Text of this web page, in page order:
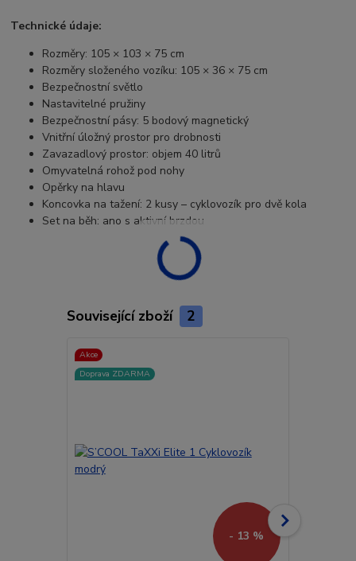
Technické údaje:
Rozměry: 105 × 103 × 75 cm
Rozměry složeného vozíku: 105 × 36 × 75 cm
Bezpečnostní světlo
Nastavitelné pružiny
Bezpečnostní pásy: 5 bodový magnetický
Vnitřní úložný prostor pro drobnosti
Zavazadlový prostor: objem 40 litrů
Omyvatelná rohož pod nohy
Opěrky na hlavu
Koncovka na tažení: 2 kusy – cyklovozík pro dvě kola
Set na běh: ano s aktivní brzdou
Související zboží 2
Akce
Doprava ZDARMA
- 13 %